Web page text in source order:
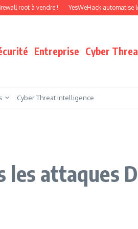
à vendre ! YesWeHack automatise le
Entreprise Cyber
Cyber Threat Intelligence
les attaques